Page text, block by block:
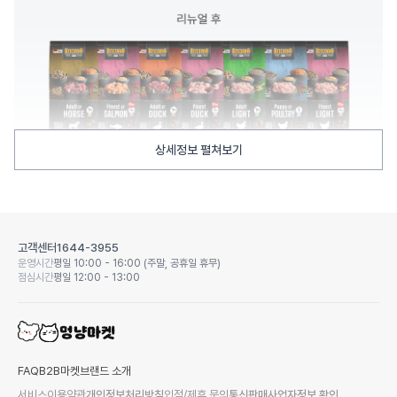
상세정보 펼쳐보기
고객센터1644-3955
운영시간평일 10:00 - 16:00 (주말, 공휴일 휴무)
점심시간평일 12:00 - 13:00
FAQB2B마켓 브랜드 소개
서비스이용약관개인정보처리방침입점/제휴 문의통신판매사업자정보 확인